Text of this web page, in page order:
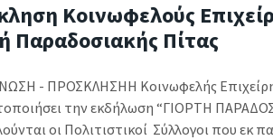
Κοινωφελούς
Παραδοσιακής Πίτας
- ΠΡΟΣΚΛΗΣΗΗ Κοινωφελής
την εκδήλωση “ΓΙΟΡΤΗ
οι Πολιτιστικοί Σύλλογοι που εκ